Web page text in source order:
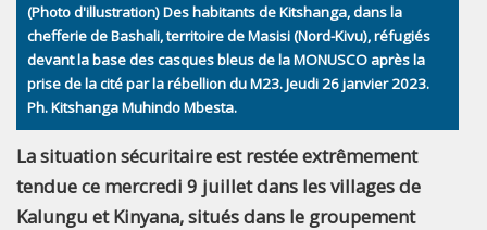
(Photo d'illustration) Des habitants de Kitshanga, dans la
chefferie de Bashali, territoire de Masisi (Nord-Kivu), réfugiés
devant la base des casques bleus de la MONUSCO après la
prise de la cité par la rébellion du M23. Jeudi 26 janvier 2023.
Ph. Kitshanga Muhindo Mbesta.
La situation sécuritaire est restée extrêmement
tendue ce mercredi 9 juillet dans les villages de
Kalungu et Kinyana, situés dans le groupement